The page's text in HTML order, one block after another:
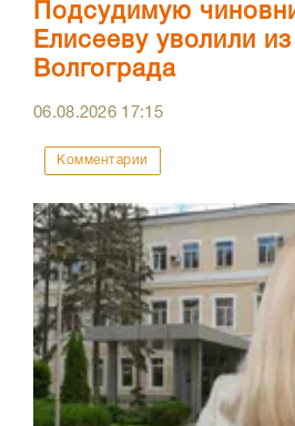
Подсудимую
Елисееву уволили
Волгограда
06.08.2026 17:15
Комментарии